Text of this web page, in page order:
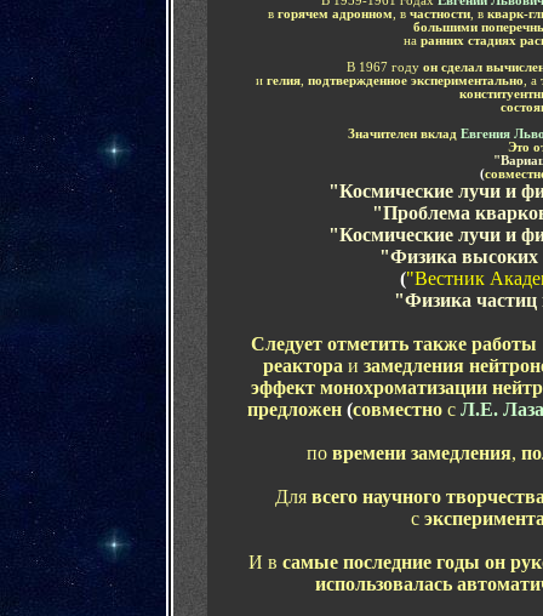
в горячем адронном , в частности, в кварк-
большими
на ранних стадиях
В 1967 году он сделал
и гелия подтвержденное экспериментально , а
Значителен вклад Евгения
Это
"
(
"Космические лучи и
"Проблема
"Космические лучи и
"Физика высоких
("Вестник
"Физика
Следует отметить также работы
реактора и замедления
эффект монохроматизации
предложен (совместнос Л.Е.
по времени замедления,
Для всего научного
с
И в самые последние годы он
использовалась